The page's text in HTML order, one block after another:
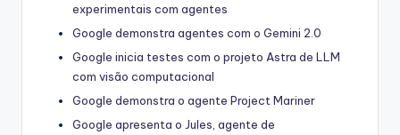
experimentais com agentes
Google demonstra agentes com o Gemini 2.0
Google inicia testes com o projeto Astra de LLM
com visão computacional
Google demonstra o agente Project Mariner
Google apresenta o Jules, agente de